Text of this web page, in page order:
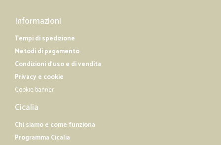
Informazioni
Tempi di spedizione
Metodi di pagamento
Condizioni d'uso e di vendita
Privacy e cookie
Cookie banner
Cicalia
Chi siamo e come funziona
Programma Cicalia